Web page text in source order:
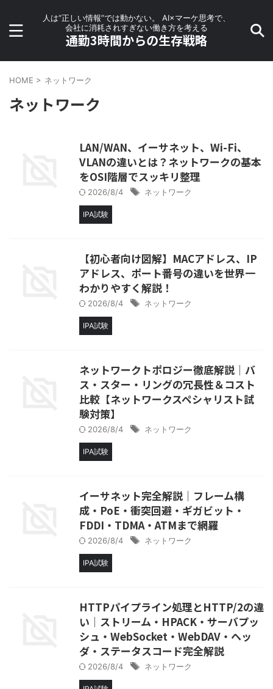
人は“正しい情報”では動かない。 AI×マーケ思考で、
会社に消耗されすぎない働き方を考える
通勤3時間からの生存戦略
HOME > ネットワーク
ネットワーク
LAN/WAN、イーサネット、Wi-Fi、
VLANの違いとは？ネットワークの基本
をOSI階層でスッキリ整理
2026/8/4 ネットワーク
IPA試験
【初心者向け図解】MACアドレス、IP
アドレス、ポート番号の違いを世界一
わかりやすく解説！
2026/8/4 ネットワーク
IPA試験
ネットワークトポロジー徹底解説│バ
ス・スター・リングの冗長性＆コスト
比較【ネットワークスペシャリスト試
験対策】
2026/8/4 ネットワーク
IPA試験
イーサネット完全解説│フレーム構
成・PoE・衝突回避・ギガビット・
FDDI・TDMA・ATMまで網羅
2026/8/4 ネットワーク
IPA試験
HTTPパイプライン処理とHTTP/2の違
い│ストリーム・HPACK・サーバプッ
シュ・WebSocket・WebDAV・ヘッ
ダ・ステータスコード完全解説
2026/8/4 ネットワーク